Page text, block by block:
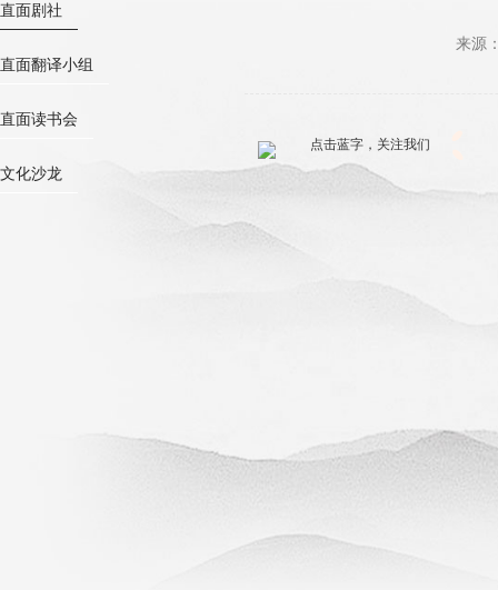
直面剧社
直面翻译小组
直面读书会
文化沙龙
来源
点击蓝字，关注我们